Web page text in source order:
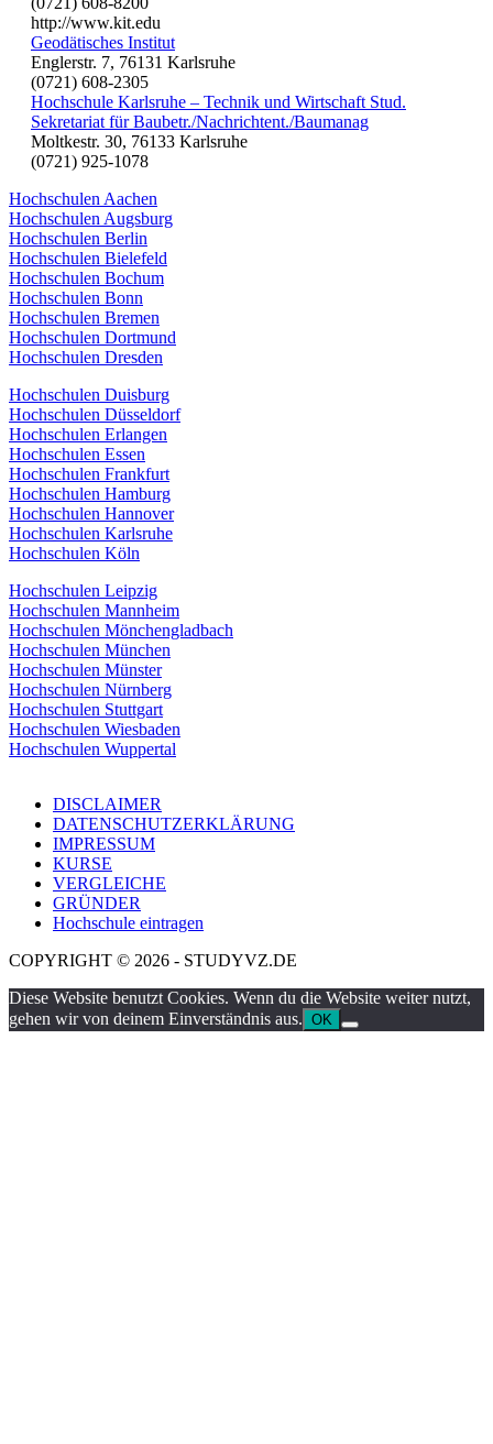
http://www.kit.edu
Geodätisches Institut
Englerstr. 7, 76131 Karlsruhe
(0721) 608-2305
Hochschule Karlsruhe – Technik und Wirtschaft Stud.
Sekretariat für Baubetr./Nachrichtent./Baumanag
Moltkestr. 30, 76133 Karlsruhe
(0721) 925-1078
Hochschulen Aachen
Hochschulen Augsburg
Hochschulen Berlin
Hochschulen Bielefeld
Hochschulen Bochum
Hochschulen Bonn
Hochschulen Bremen
Hochschulen Dortmund
Hochschulen Dresden
Hochschulen Duisburg
Hochschulen Düsseldorf
Hochschulen Erlangen
Hochschulen Essen
Hochschulen Frankfurt
Hochschulen Hamburg
Hochschulen Hannover
Hochschulen Karlsruhe
Hochschulen Köln
Hochschulen Leipzig
Hochschulen Mannheim
Hochschulen Mönchengladbach
Hochschulen München
Hochschulen Münster
Hochschulen Nürnberg
Hochschulen Stuttgart
Hochschulen Wiesbaden
Hochschulen Wuppertal
DISCLAIMER
DATENSCHUTZERKLÄRUNG
IMPRESSUM
KURSE
VERGLEICHE
GRÜNDER
Hochschule eintragen
COPYRIGHT © 2026 - STUDYVZ.DE
Diese Website benutzt Cookies. Wenn du die Website weiter nutzt,
gehen wir von deinem Einverständnis aus. OK